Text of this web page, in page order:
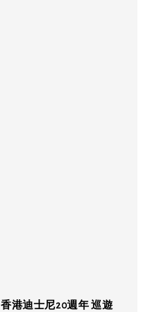
香港迪士尼20週年 巡遊